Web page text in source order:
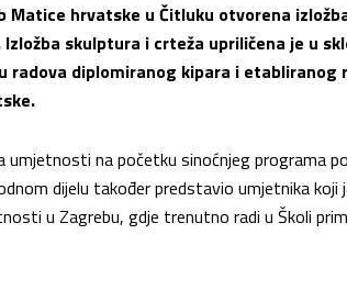
Matice hrvatske u Čitluku otvorena
skulptura i crteža upriličena je u
radova diplomiranog kipara i
umjetnosti na početku sinoćnjeg programa
dijelu također predstavio umjetnika koji
u Zagrebu, gdje trenutno radi u Školi